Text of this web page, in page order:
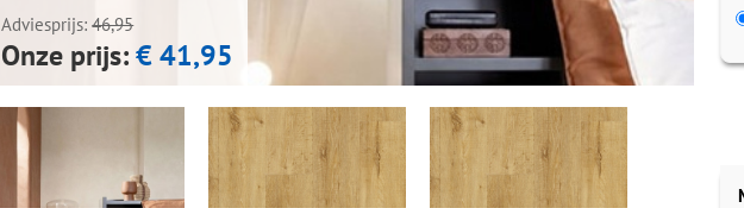
Adviesprijs:46,95
Onze prijs: € 41,95